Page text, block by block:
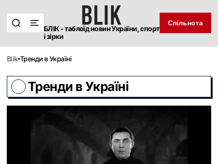
БЛІК - таблоїд новин України, спорт
і зірки
Спільнота
blik Тренди в Україні
Тренди в Україні